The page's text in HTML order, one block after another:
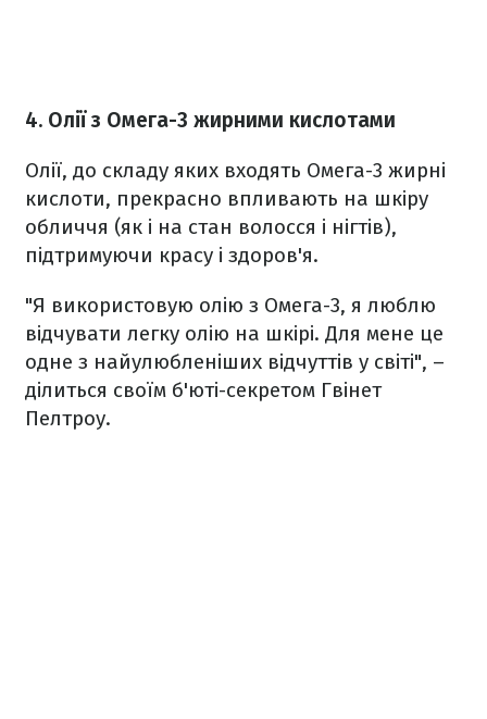
4. Олії з Омега-3 жирними кислотами
Олії, до складу яких входять Омега-3 жирні
кислоти, прекрасно впливають на шкіру
обличчя (як і на стан волосся і нігтів),
підтримуючи красу і здоров'я.
"Я використовую олію з Омега-3, я люблю
відчувати легку олію на шкірі. Для мене це
одне з найулюбленіших відчуттів у світі", –
ділиться своїм б'юті-секретом Гвінет
Пелтроу.